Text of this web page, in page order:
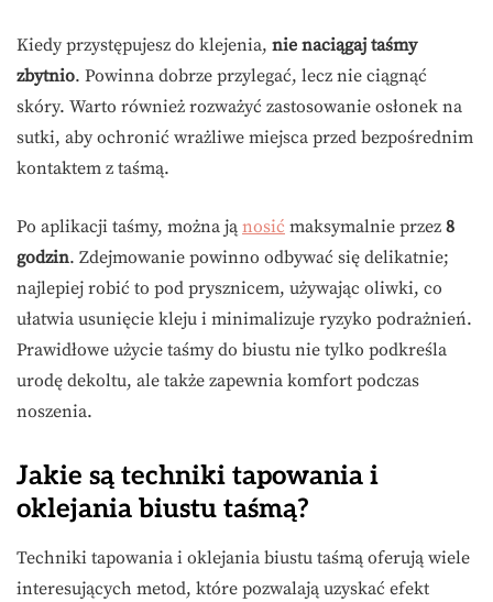
Kiedy przystępujesz do klejenia, nie naciągaj taśmy
zbytnio. Powinna dobrze przylegać, lecz nie ciągnąć
skóry. Warto również rozważyć zastosowanie osłonek na
sutki, aby ochronić wrażliwe miejsca przed bezpośrednim
kontaktem z taśmą.
Po aplikacji taśmy, można ją nosić maksymalnie przez 8
godzin. Zdejmowanie powinno odbywać się delikatnie;
najlepiej robić to pod prysznicem, używając oliwki, co
ułatwia usunięcie kleju i minimalizuje ryzyko podrażnień.
Prawidłowe użycie taśmy do biustu nie tylko podkreśla
urodę dekoltu, ale także zapewnia komfort podczas
noszenia.
Jakie są techniki tapowania i
oklejania biustu taśmą?
Techniki tapowania i oklejania biustu taśmą oferują wiele
interesujących metod, które pozwalają uzyskać efekt